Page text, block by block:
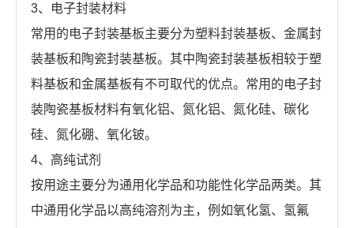
3、电子封装材料
常用的电子封装基板主要分为塑料封装基板、金属封
装基板和陶瓷封装基板。其中陶瓷封装基板相较于塑
料基板和金属基板有不可取代的优点。常用的电子封
装陶瓷基板材料有氧化铝、氮化铝、氮化硅、碳化
硅、氮化硼、氧化铍。
4、高纯试剂
按用途主要分为通用化学品和功能性化学品两类。其
中通用化学品以高纯溶剂为主，例如氧化氢、氢氟